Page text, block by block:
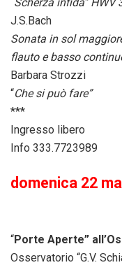
J.S.Bach
Sonata in sol
flauto e basso
Barbara Strozzi
“Che si può fare”
***
Ingresso libero
Info 333.7723989
domenica 22
“Porte Aperte”
Osservatorio “G.V.